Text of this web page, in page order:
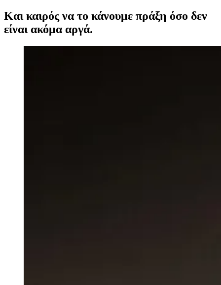
Και καιρός να το κάνουμε πράξη όσο δεν
είναι ακόμα αργά.